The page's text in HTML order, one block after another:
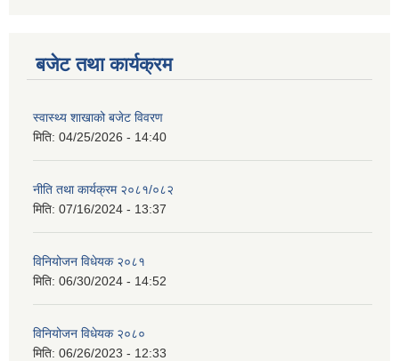
बजेट तथा कार्यक्रम
स्वास्थ्य शाखाको बजेट विवरण
मिति: 04/25/2026 - 14:40
नीति तथा कार्यक्रम २०८१/०८२
मिति: 07/16/2024 - 13:37
विनियोजन विधेयक २०८१
मिति: 06/30/2024 - 14:52
विनियोजन विधेयक २०८०
मिति: 06/26/2023 - 12:33